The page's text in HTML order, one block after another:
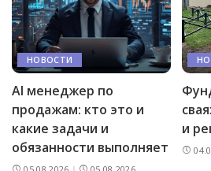
НОВОСТИ
AI менеджер по
продажам: кто это и
какие задачи и
обязанности выполняет
и